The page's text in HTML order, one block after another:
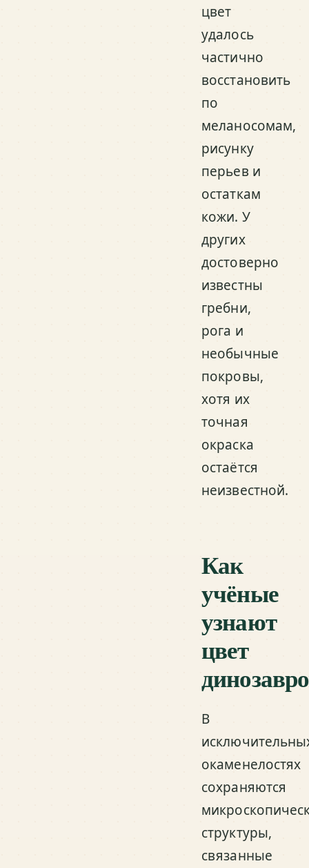
цвет
удалось
частично
восстановить
по
меланосомам,
рисунку
перьев и
остаткам
кожи. У
других
достоверно
известны
гребни,
рога и
необычные
покровы,
хотя их
точная
окраска
остаётся
неизвестной.
Как
учёные
узнают
цвет
В
окаменелостях
сохраняются
структуры,
связанные